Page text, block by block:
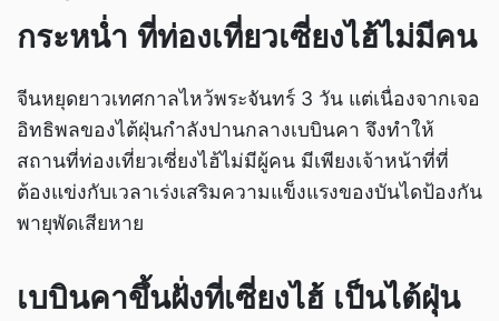
กระหน่ำ ที่ท่องเที่ยวเซี่ยงไฮ้ไม่มีคน
จีนหยุดยาวเทศกาลไหว้พระจันทร์ 3 วัน แต่เนื่องจากเจอ
อิทธิพลของไต้ฝุ่นกำลังปานกลางเบบินคา จึงทำให้
สถานที่ท่องเที่ยวเซี่ยงไฮ้ไม่มีผู้คน มีเพียงเจ้าหน้าที่ที่
ต้องแข่งกับเวลาเร่งเสริมความแข็งแรงของบันไดป้องกัน
พายุพัดเสียหาย
เบบินคาขึ้นฝั่งที่เซี่ยงไฮ้ เป็นไต้ฝุ่น